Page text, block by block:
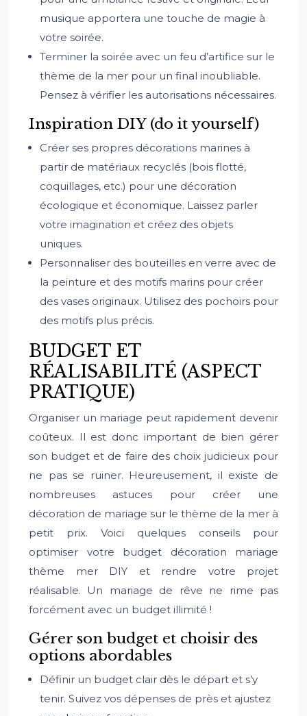
musique apportera une touche de magie à
votre soirée.
Terminer la soirée avec un feu d’artifice sur le
thème de la mer pour un final inoubliable.
Pensez à vérifier les autorisations nécessaires.
Inspiration DIY (do it yourself)
Créer ses propres décorations marines à
partir de matériaux recyclés (bois flotté,
coquillages, etc.) pour une décoration
écologique et économique. Laissez parler
votre imagination et créez des objets
uniques.
Personnaliser des bouteilles en verre avec de
la peinture et des motifs marins pour créer
des vases originaux. Utilisez des pochoirs pour
des motifs plus précis.
BUDGET ET
RÉALISABILITÉ (ASPECT
PRATIQUE)
Organiser un mariage peut rapidement devenir
coûteux. Il est donc important de bien gérer
son budget et de faire des choix judicieux pour
ne pas se ruiner. Heureusement, il existe de
nombreuses astuces pour créer une
décoration de mariage sur le thème de la mer à
petit prix. Voici quelques conseils pour
optimiser votre budget décoration mariage
thème mer DIY et rendre votre projet
réalisable. Un mariage de rêve ne rime pas
forcément avec un budget illimité !
Gérer son budget et choisir des
options abordables
Définir un budget clair dès le départ et s’y
tenir. Suivez vos dépenses de près et ajustez